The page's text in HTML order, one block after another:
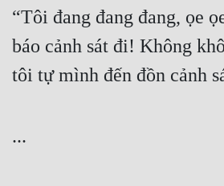
“Tôi đang đang đang, ọe
báo cảnh sát đi! Không
tôi tự mình đến đồn cảnh
...